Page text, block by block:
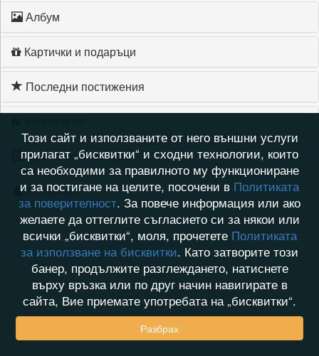
Албум
Картички и подаръци
Последни постижения
Хронология на игри
Активност
Този сайт и използваните от него външни услуги
прилагат „бисквитки“ и сходни технологии, които
са необходими за правилното му функциониране
и за постигане на целите, посочени в Политиката
за поверителност. За повече информация или ако
желаете да оттеглите съгласието си за някои или
всички „бисквитки“, моля, прочетете Политиката
за използване на бисквитки. Като затворите този
банер, продължите разглеждането, натиснете
върху връзка или по друг начин навигирате в
сайта, Вие приемате употребата на „бисквитки“.
Разбрах